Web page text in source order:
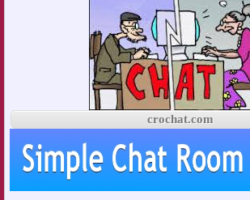
crochat.com